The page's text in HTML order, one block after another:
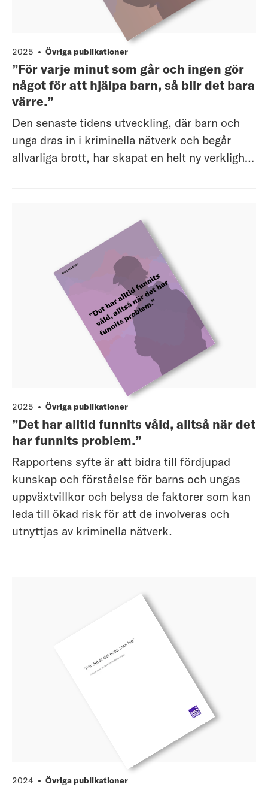
2025 Övriga publikationer
”För varje minut som går och ingen gör
något för att hjälpa barn, så blir det bara
värre.”
Den senaste tidens utveckling, där barn och
unga dras in i kriminella nätverk och begår
allvarliga brott, har skapat en helt ny verklighet
förstå orsakerna bakom utveckling
2025 Övriga publikationer
”Det har alltid funnits våld, alltså när det
har funnits problem.”
Rapportens syfte är att bidra till fördjupad
kunskap och förståelse för barns och ungas
uppväxtvillkor och belysa de faktorer som kan
leda till ökad risk för att de involveras och
utnyttjas av kriminella nätverk.
2024 Övriga publikationer